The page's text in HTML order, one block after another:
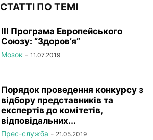
СТАТТІ ПО ТЕМІ
III Програма Европейського
Союзу: “Здоров’я”
Мозок - 11.07.2019
Порядок проведення конкурсу з
відбору представників та
експертів до комітетів,
відповідальних...
Прес-служба - 21.05.2019